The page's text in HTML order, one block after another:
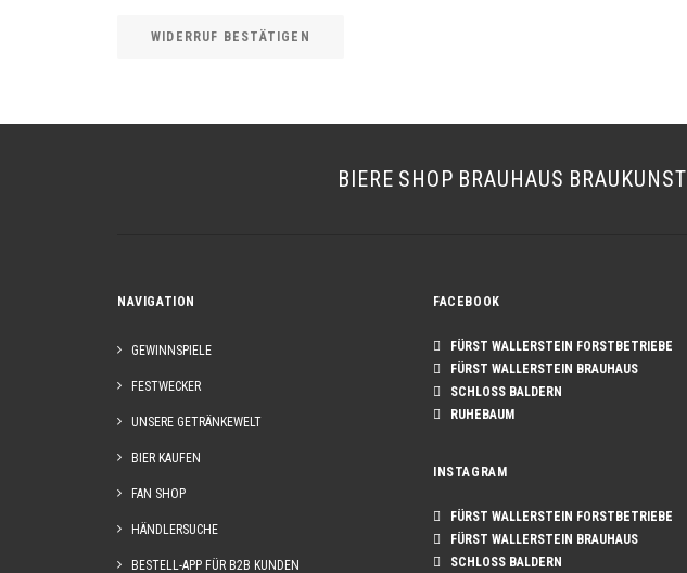
WIDERRUF BESTÄTIGEN
BIERE SHOP BRAUHAUS BRAUKUNST
NAVIGATION
GEWINNSPIELE
FESTWECKER
UNSERE GETRÄNKEWELT
BIER KAUFEN
FAN SHOP
HÄNDLERSUCHE
BESTELL-APP FÜR B2B KUNDEN
FACEBOOK
FÜRST WALLERSTEIN FORSTBETRIEBE
FÜRST WALLERSTEIN BRAUHAUS
SCHLOSS BALDERN
RUHEBAUM
INSTAGRAM
FÜRST WALLERSTEIN FORSTBETRIEBE
FÜRST WALLERSTEIN BRAUHAUS
SCHLOSS BALDERN